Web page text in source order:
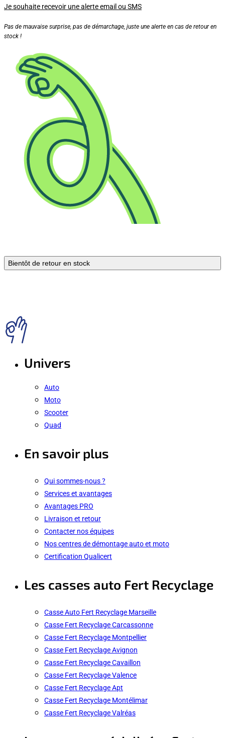
Je souhaite recevoir une alerte email ou SMS
Pas de mauvaise surprise, pas de démarchage, juste une alerte en cas de retour en
stock !
Bientôt de retour en stock
Univers
Auto
Moto
Scooter
Quad
En savoir plus
Qui sommes-nous ?
Services et avantages
Avantages PRO
Livraison et retour
Contacter nos équipes
Nos centres de démontage auto et moto
Certification Qualicert
Les casses auto Fert Recyclage
Casse Auto Fert Recyclage Marseille
Casse Fert Recyclage Carcassonne
Casse Fert Recyclage Montpellier
Casse Fert Recyclage Avignon
Casse Fert Recyclage Cavaillon
Casse Fert Recyclage Valence
Casse Fert Recyclage Apt
Casse Fert Recyclage Montélimar
Casse Fert Recyclage Valréas